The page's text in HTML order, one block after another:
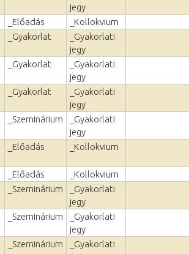
jegy
_Előadás
_Kollokvium
_Gyakorlat
_Gyakorlati
jegy
_Gyakorlat
_Gyakorlati
jegy
_Gyakorlat
_Gyakorlati
jegy
_Szeminárium
_Gyakorlati
jegy
_Előadás _Kollokvium
_Előadás
_Kollokvium
_Szeminárium
_Gyakorlati
jegy
_Szeminárium
_Gyakorlati
jegy
_Szeminárium
_Gyakorlati